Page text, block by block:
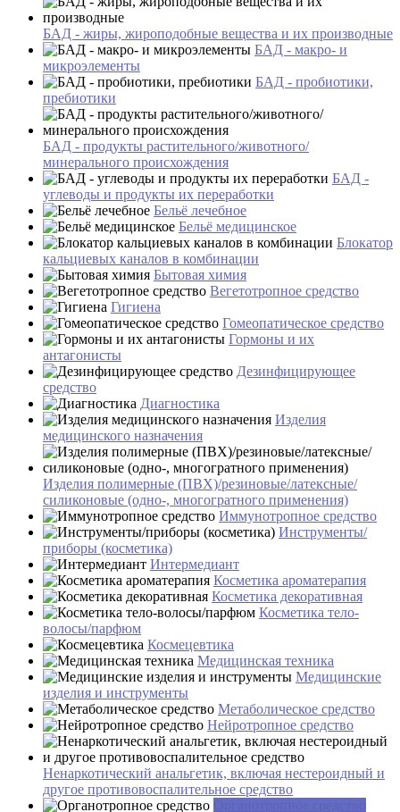
БАД - жиры, жироподобные вещества и их производные
БАД - макро- и
микроэлементы
БАД - пробиотики,
пребиотики
БАД - продукты растительного/животного/
минерального происхождения
БАД -
углеводы и продукты их переработки
Бельё лечебное
Бельё медицинское
Блокатор
кальциевых каналов в комбинации
Бытовая химия
Вегетотропное средство
Гигиена
Гомеопатическое средство
Гормоны и их
антагонисты
Дезинфицирующее
средство
Диагностика
Изделия
медицинского назначения
Изделия полимерные (ПВХ)/резиновые/латексные/
силиконовые (одно-, многогратного применения)
Иммунотропное средство
Инструменты/
приборы (косметика)
Интермедиант
Косметика ароматерапия
Косметика декоративная
Косметика тело-
волосы/парфюм
Космецевтика
Медицинская техника
Медицинские
изделия и инструменты
Метаболическое средство
Нейротропное средство
Ненаркотический анальгетик, включая нестероидный и
другое противовоспалительное средство